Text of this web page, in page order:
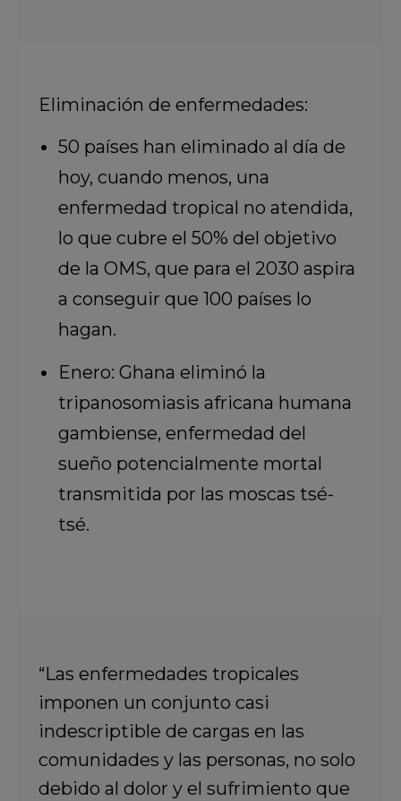
Eliminación de enfermedades:
50 países han eliminado al día de
hoy, cuando menos, una
enfermedad tropical no atendida,
lo que cubre el 50% del objetivo
de la OMS, que para el 2030 aspira
a conseguir que 100 países lo
hagan.
Enero: Ghana eliminó la
tripanosomiasis africana humana
gambiense, enfermedad del
sueño potencialmente mortal
transmitida por las moscas tsé-
tsé.
“Las enfermedades tropicales
imponen un conjunto casi
indescriptible de cargas en las
comunidades y las personas, no solo
debido al dolor y el sufrimiento que